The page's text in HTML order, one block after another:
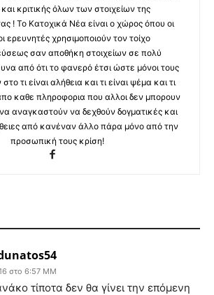
κριτικής όλων των στοιχείων της
! Το Κατοχικά Νέα είναι ο χώρος όπου οι
ερευνητές χρησιμοποιούν τον τοίχο
σαν αποθήκη στοιχείων σε πολύ
από ότι το φανερό έτσι ώστε μόνοι τους
τι είναι αλήθεια και τι είναι ψέμα και τι
καθε πληροφορια που αλλοι δεν μπορουν
αναγκαστούν να δεχθούν δογματικές και
από κανέναν άλλο πάρα μόνο από την
προσωπική τους κρίση!
στο 6:57 ΜΜ
τίποτα δεν θα γίνει την επόμενη